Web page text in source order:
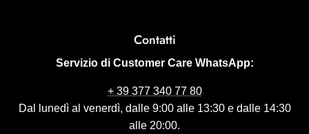
Contatti
Servizio di Customer Care WhatsApp:
+ 39 377 340 77 80
Dal lunedì al venerdì, dalle 9:00 alle 13:30 e dalle 14:30
alle 20:00.